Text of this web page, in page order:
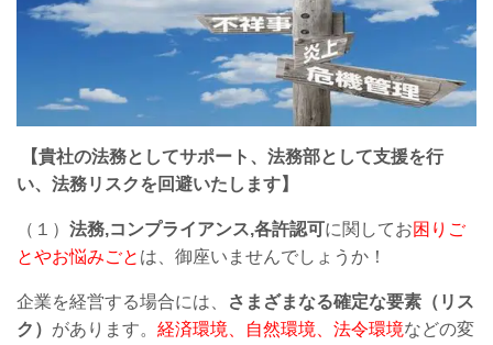
【貴社の法務としてサポート、法務部として支援を行
い、法務リスクを回避いたします】
（１） 法務,コンプライアンス,各許認可に関してお困りご
とやお悩みごと は、御座いませんでしょうか！
企業を経営する場合には、
さまざまなる確定な要素（リス
ク） があります。 経済環境、自然環境、法令環境などの変